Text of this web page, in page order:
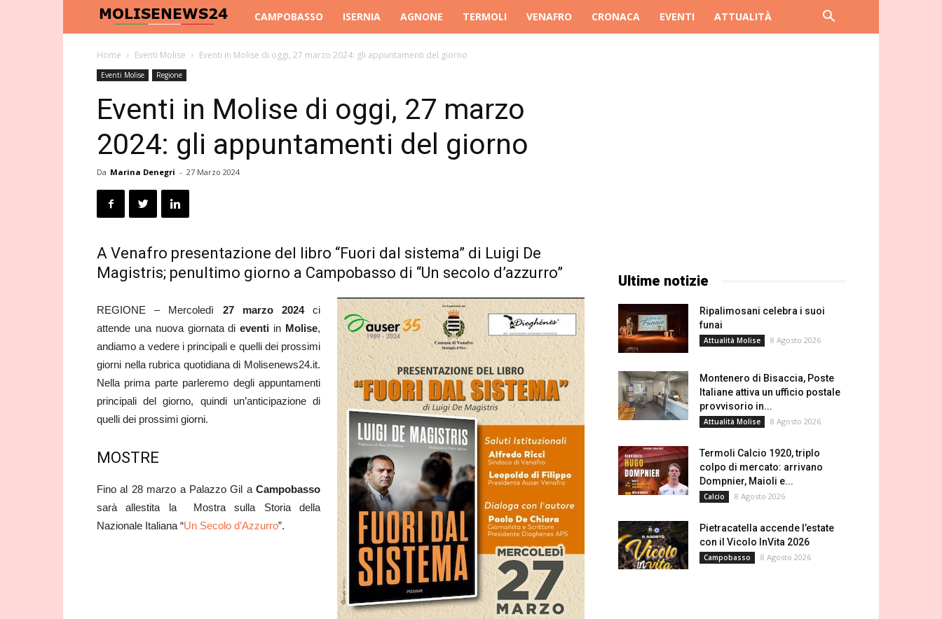
Molise
News
CAMPOBASSO ISERNIA AGNONE TERMOLI VENAFRO CRONACA EVENTI ATTUALITÀ
Home Eventi Molise Eventi in Molise di oggi, 27 marzo 2024: gli appuntamenti del giorno
Eventi Molise Regione
Eventi in Molise di oggi, 27 marzo
2024: gli appuntamenti del giorno
Da Marina Denegri - 27 Marzo 2024
A Venafro presentazione del libro “Fuori dal sistema” di Luigi De
Magistris; penultimo giorno a Campobasso di “Un secolo d’azzurro”
REGIONE – Mercoledì 27 marzo 2024ci
attende una nuova giornata dieventi in Molise,
andiamo a vedere i principali e quelli dei prossimi
giorni nella rubrica quotidiana di Molisenews24.it.
Nella prima parte parleremo degli appuntamenti
principali del giorno, quindi un’anticipazione di
quelli dei prossimi giorni.
MOSTRE
Fino al 28 marzo a Palazzo Gil a Campobasso
sarà allestita la Mostra sulla Storia della
Nazionale Italiana “Un Secolo d’Azzurro”.
Ultime notizie
Ripalimosani celebra i suoi
funai
Attualità Molise 8 Agosto 2026
Montenero di Bisaccia, Poste
Italiane attiva un ufficio postale
provvisorio in...
Attualità Molise 8 Agosto 2026
Termoli Calcio 1920, triplo
colpo di mercato: arrivano
Dompnier, Maioli e...
Calcio 8 Agosto 2026
Pietracatella accende l’estate
con il Vicolo InVita 2026
Campobasso 8 Agosto 2026